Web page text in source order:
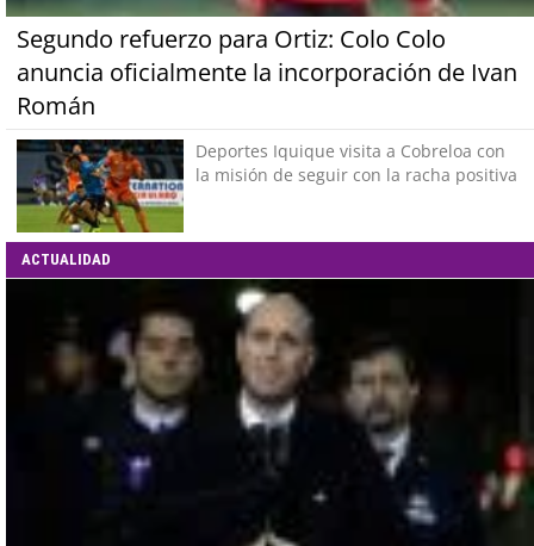
Segundo refuerzo para Ortiz: Colo Colo
anuncia oficialmente la incorporación de Ivan
Román
Deportes Iquique visita a Cobreloa con
la misión de seguir con la racha positiva
ACTUALIDAD